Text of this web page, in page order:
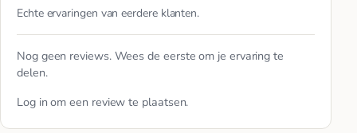
Echte ervaringen van eerdere klanten.
Nog geen reviews. Wees de eerste om je ervaring te
delen.
Log in om een review te plaatsen.